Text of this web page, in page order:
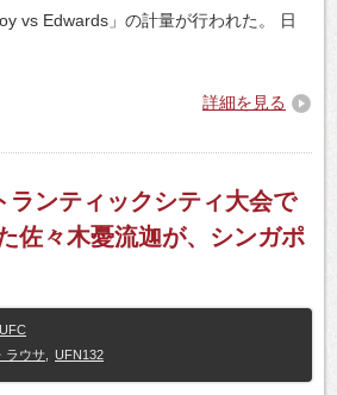
vs Edwards」の計量が行われた。 日
詳細を見る
ランティックシティ大会で
佐々木憂流迦が、シンガポ
UFC
ラウサ UFN132